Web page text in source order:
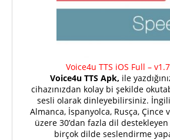
Voice4u TTS iOS Full –
Voice4u TTS Apk, ile
cihazınızdan kolay bi şekilde
sesli olarak dinleyebilirsiniz.
Almanca, İspanyolca, Rusça, Çince
üzere 30’dan fazla dil
birçok dilde seslendirme